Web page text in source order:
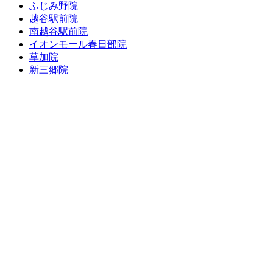
ふじみ野院
越谷駅前院
南越谷駅前院
イオンモール春日部院
草加院
新三郷院